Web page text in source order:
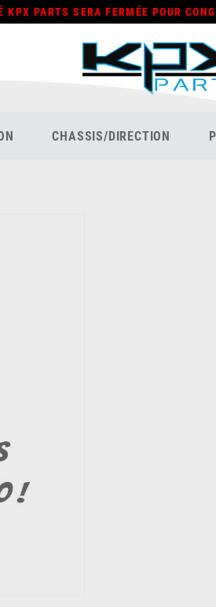
KPX PARTS SERA FERMÉE POUR
CHASSIS/DIRECTION